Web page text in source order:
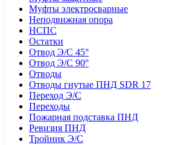
Муфты электросварные
Неподвижная опора
НСПС
Остатки
Отвод Э/С 45°
Отвод Э/С 90°
Отводы
Отводы гнутые ПНД SDR 17
Переход Э/С
Переходы
Пожарная подставка ПНД
Ревизия ПНД
Тройник Э/С